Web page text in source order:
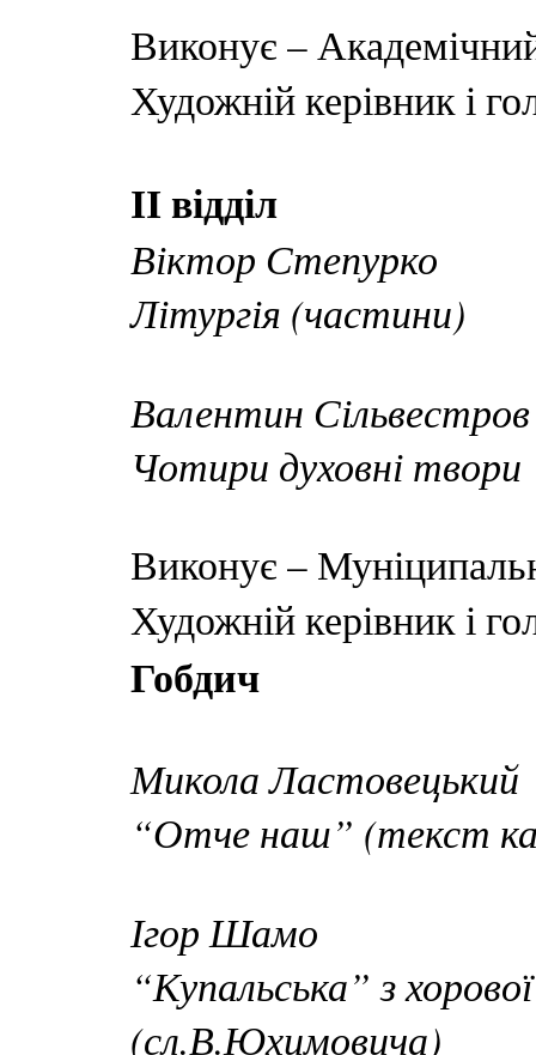
Виконує –
Художній керівник і
ІІ відділ
Віктор Степурко
Літургія (частини)
Валентин Сільвестров
Чотири духовні твори
Виконує –
Художній керівник і
Гобдич
Микола Ластовецький
“Отче наш” (текст
Ігор Шамо
“Купальська” з
(сл.В.Юхимовича)